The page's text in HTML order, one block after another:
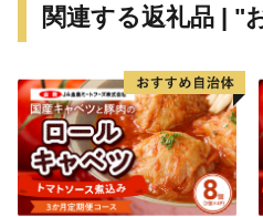
牛の畜産が盛んに営まれてい
ています。水産業では一本釣
ており、市場での評価が高い
ウオを「白銀」と称し、小
荷しています。
関連する返礼品 | "